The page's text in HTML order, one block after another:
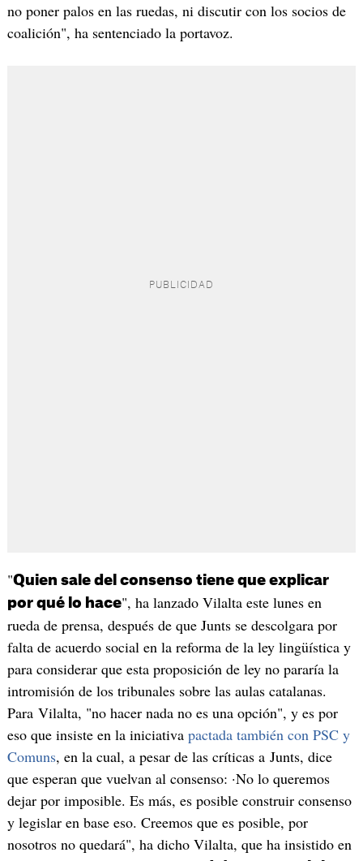
no poner palos en las ruedas, ni discutir con los socios de
coalición", ha sentenciado la portavoz.
"Quien sale del consenso tiene que explicar
por qué lo hace", ha lanzado Vilalta este lunes en
rueda de prensa, después de que Junts se descolgara por
falta de acuerdo social en la reforma de la ley lingüística y
para considerar que esta proposición de ley no pararía la
intromisión de los tribunales sobre las aulas catalanas.
Para Vilalta, "no hacer nada no es una opción", y es por
eso que insiste en la iniciativa pactada también con PSC y
Comuns, en la cual, a pesar de las críticas a Junts, dice
que esperan que vuelvan al consenso: ·No lo queremos
dejar por imposible. Es más, es posible construir consenso
y legislar en base eso. Creemos que es posible, por
nosotros no quedará", ha dicho Vilalta, que ha insistido en